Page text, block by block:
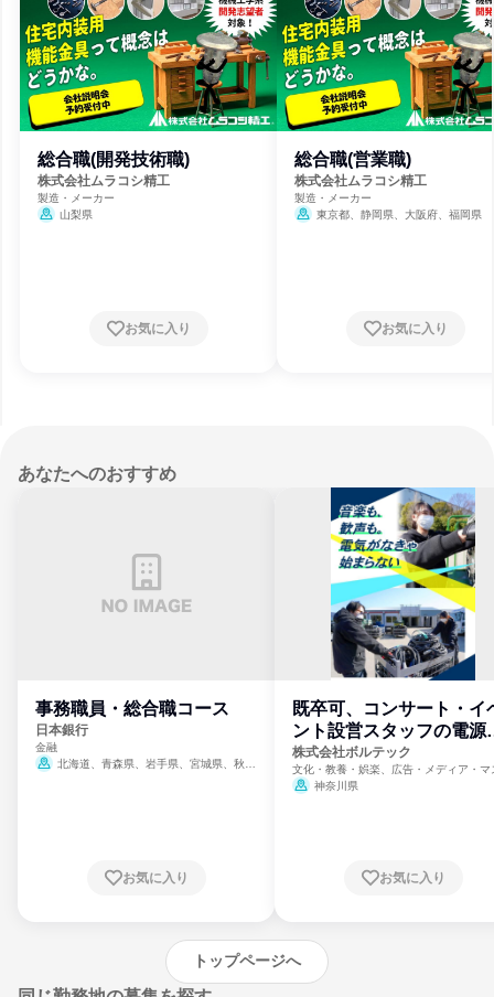
総合職(開発技術職)
株式会社ムラコシ精工
製造・メーカー
山梨県
お気に入り
総合職(営業職)
株式会社ムラコシ精工
製造・メーカー
東京都、静岡県、大阪府、福岡県
お気に入り
あなたへのおすすめ
事務職員・総合職コース
日本銀行
金融
北海道、青森県、岩手県、宮城県、秋田
崎県、熊本県、大分県、宮崎県、鹿児島県、
お気に入り
既卒可、コンサート・イ
ント設営スタッフの電源
門
株式会社ボルテック
文化・教養・娯楽、広告・メディア・マ
ミ、電力・ガス・水道・エネルギー
神奈川県
お気に入り
トップページへ